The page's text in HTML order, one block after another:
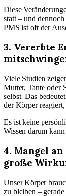
Diese
statt – und
PMS ist oft der
3. Vererbte
Viele Studien
Mutter, Tante oder
selbst. Das
der Körper
Es ist keine
Wissen darum
4. Mangel
große
Unser Körper
zu bleiben –